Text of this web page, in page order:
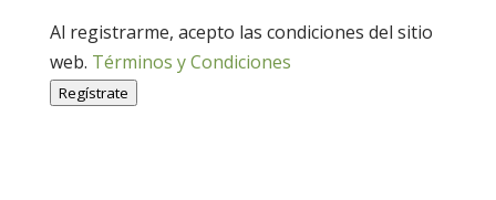
Al registrarme, acepto las condiciones del sitio
web. Términos y Condiciones
Regístrate